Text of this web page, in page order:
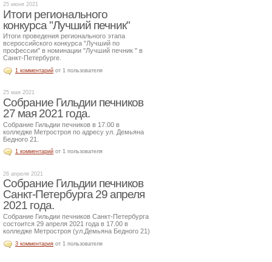
25 июня 2021
Итоги регионального
конкурса "Лучший печник"
Итоги проведения регионального этапа
всероссийского конкурса "Лучший по
профессии" в номинации "Лучший печник " в
Санкт-Петербурге.
1 комментарий от 1 пользователя
25 мая 2021
Собрание Гильдии печников
27 мая 2021 года.
Собрание Гильдии печников в 17.00 в
колледже Метростроя по адресу ул. Демьяна
Бедного 21.
1 комментарий от 1 пользователя
26 апреля 2021
Собрание Гильдии печников
Санкт-Петербурга 29 апреля
2021 года.
Собрание Гильдии печников Санкт-Петербурга
состоится 29 апреля 2021 года в 17.00 в
колледже Метростроя (ул.Демьяна Бедного 21)
3 комментария от 1 пользователя